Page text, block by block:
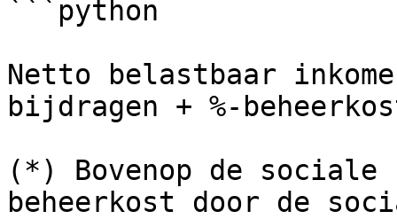
```python
Netto belastbaar
bijdragen + %-
(*) Bovenop de
beheerkost door de